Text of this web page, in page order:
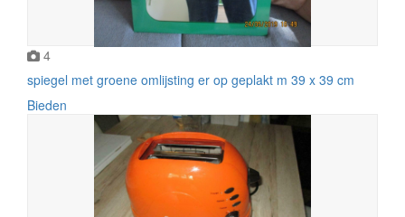
4
spiegel met groene omlijsting er op geplakt m 39 x 39 cm
Bieden